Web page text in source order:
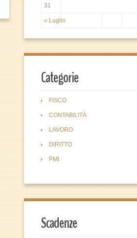
« Luglio
31
Categorie
FISCO
CONTABILITÀ
LAVORO
DIRITTO
PMI
Scadenze